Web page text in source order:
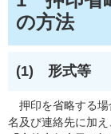
の方法
(1) 形式等
押印を省略する場
名及び連絡先に加え